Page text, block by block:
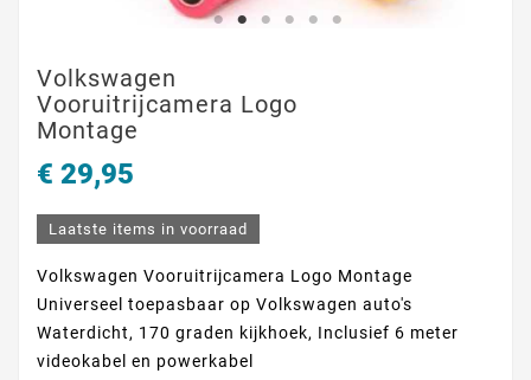
Volkswagen
Vooruitrijcamera Logo
Montage
€ 29,95
Laatste items in voorraad
Volkswagen Vooruitrijcamera Logo Montage
Universeel toepasbaar op Volkswagen auto's
Waterdicht, 170 graden kijkhoek, Inclusief 6 meter
videokabel en powerkabel